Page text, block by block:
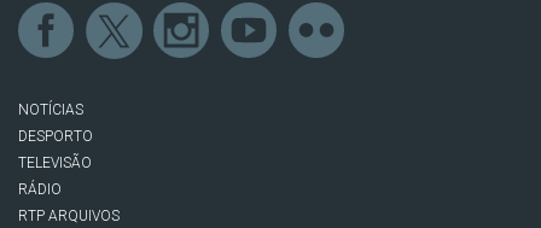
NOTÍCIAS
DESPORTO
TELEVISÃO
RÁDIO
RTP ARQUIVOS